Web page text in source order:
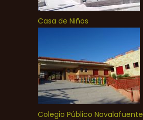
Casa de Niños
Colegio Público Navalafuente